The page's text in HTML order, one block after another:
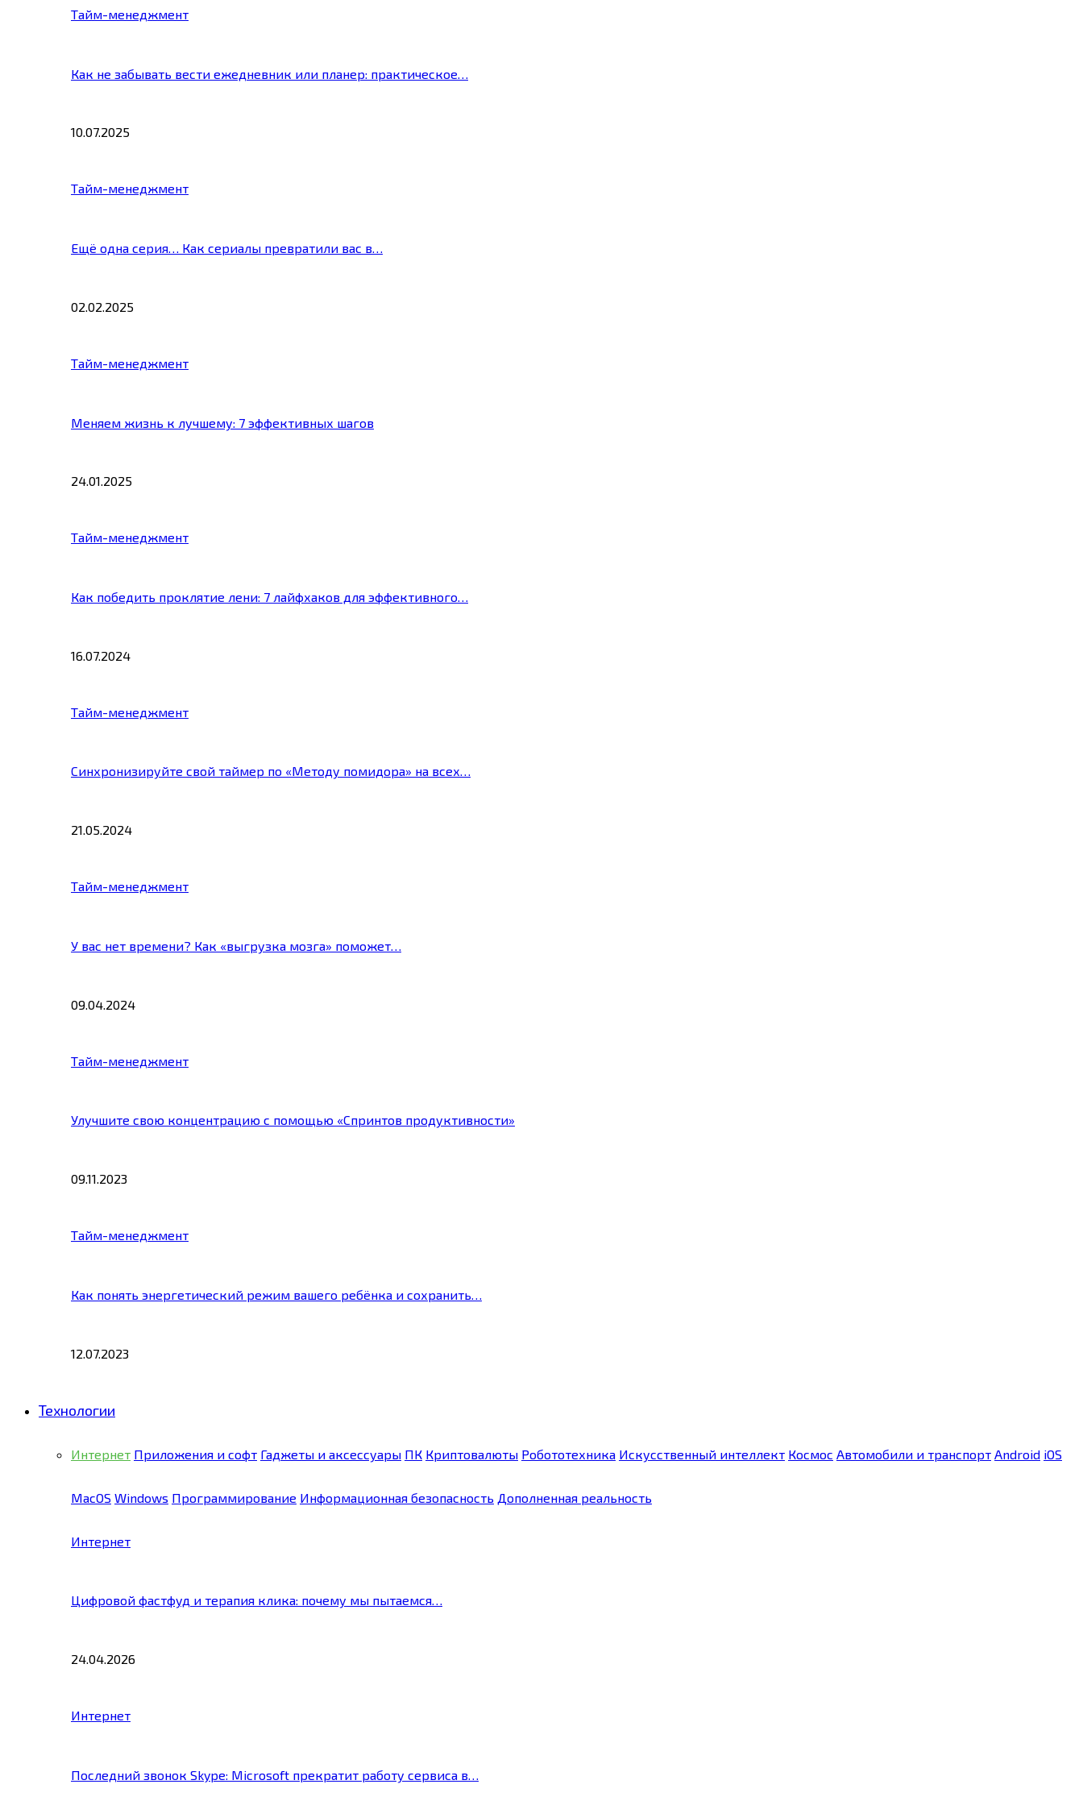
Тайм-менеджмент
Как не забывать вести ежедневник или планер: практическое…
10.07.2025
Тайм-менеджмент
Ещё одна серия… Как сериалы превратили вас в…
02.02.2025
Тайм-менеджмент
Меняем жизнь к лучшему: 7 эффективных шагов
24.01.2025
Тайм-менеджмент
Как победить проклятие лени: 7 лайфхаков для эффективного…
16.07.2024
Тайм-менеджмент
Синхронизируйте свой таймер по «Методу помидора» на всех…
21.05.2024
Тайм-менеджмент
У вас нет времени? Как «выгрузка мозга» поможет…
09.04.2024
Тайм-менеджмент
Улучшите свою концентрацию с помощью «Спринтов продуктивности»
09.11.2023
Тайм-менеджмент
Как понять энергетический режим вашего ребёнка и сохранить…
12.07.2023
Технологии
Интернет Приложения и софт Гаджеты и аксессуары ПК Криптовалюты Робототехника Искусственный интеллект Космос Автомобили и транспорт Android iOS
MacOS Windows Программирование Информационная безопасность Дополненная реальность
Интернет
Цифровой фастфуд и терапия клика: почему мы пытаемся…
24.04.2026
Интернет
Последний звонок Skype: Microsoft прекратит работу сервиса в…